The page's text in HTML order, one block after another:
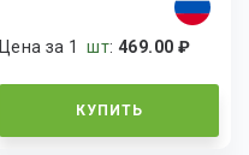
Цена за 1шт:469.00 ₽
КУПИТЬ